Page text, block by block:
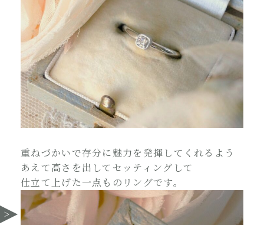
重ねづかいで存分に魅力を発揮してくれるよう
あえて高さを出してセッティングして
仕立て上げた一点ものリングです。